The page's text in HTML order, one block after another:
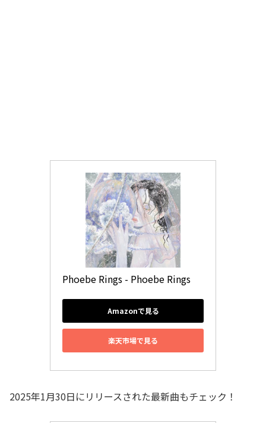
Phoebe Rings - Phoebe Rings
Amazonで見る
楽天市場で見る
2025年1月30日にリリースされた最新曲もチェック！